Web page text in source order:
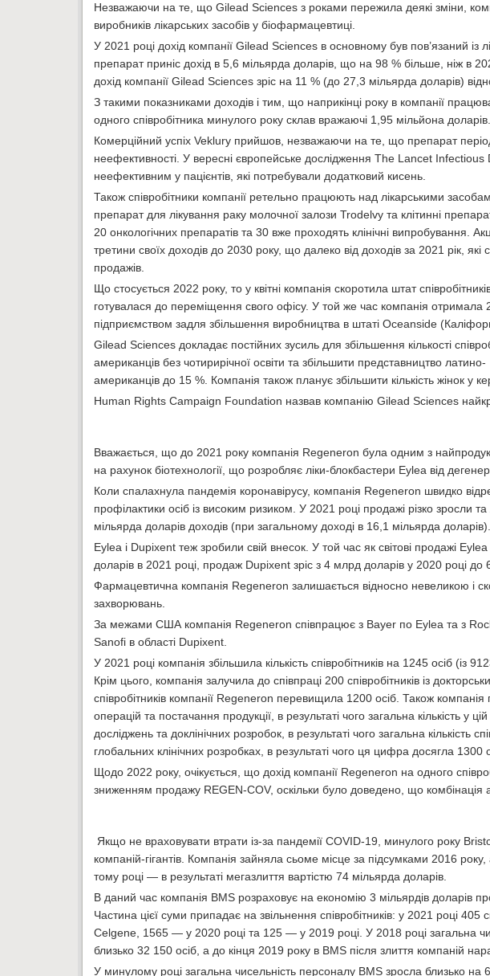
Незважаючи на те, що Gilead Sciences з роками пережила деякі зміни,
виробників лікарських засобів у біофармацевтиці.
У 2021 році дохід компанії Gilead Sciences в основному був пов’язаний
препарат приніс дохід в 5,6 мільярда доларів, що на 98 % більше, ніж в
дохід компанії Gilead Sciences зріс на 11 % (до 27,3 мільярда доларів)
З такими показниками доходів і тим, що наприкінці року в компанії
одного співробітника минулого року склав вражаючі 1,95 мільйона
Комерційний успіх Veklury прийшов, незважаючи на те, що препарат
неефективності. У вересні європейське дослідження The Lancet
неефективним у пацієнтів, які потребували додатковий кисень.
Також співробітники компанії ретельно працюють над лікарськими
препарат для лікування раку молочної залози Trodelvy та клітинні
20 онкологічних препаратів та 30 вже проходять клінічні випробування.
третини своїх доходів до 2030 року, що далеко від доходів за 2021 рік,
продажів.
Що стосується 2022 року, то у квітні компанія скоротила штат
готувалася до переміщення свого офісу. У той же час компанія отримала
підприємством задля збільшення виробництва в штаті Oceanside
Gilead Sciences докладає постійних зусиль для збільшення кількості
американців без чотирирічної освіти та збільшити представництво латино-
американців до 15 %. Компанія також планує збільшити кількість жінок у
Human Rights Campaign Foundation назвав компанію Gilead Sciences
Вважається, що до 2021 року компанія Regeneron була одним з
на рахунок біотехнології, що розробляє ліки-блокбастери Eylea від
Коли спалахнула пандемія коронавірусу, компанія Regeneron швидко
профілактики осіб із високим ризиком. У 2021 році продажі різко зросли
мільярда доларів доходів (при загальному доході в 16,1 мільярда доларів).
Eylea і Dupixent теж зробили свій внесок. У той час як світові продажі
доларів в 2021 році, продаж Dupixent зріс з 4 млрд доларів у 2020 році до
Фармацевтична компанія Regeneron залишається відносно невеликою і
захворювань.
За межами США компанія Regeneron співпрацює з Bayer по Eylea та з
Sanofi в області Dupixent.
У 2021 році компанія збільшила кількість співробітників на 1245 осіб (із
Крім цього, компанія залучила до співпраці 200 співробітників із
співробітників компанії Regeneron перевищила 1200 осіб. Також компанія
операцій та постачання продукції, в результаті чого загальна кількість у
досліджень та доклінічних розробок, в результаті чого загальна кількість
глобальних клінічних розробках, в результаті чого ця цифра досягла 1300
Щодо 2022 року, очікується, що дохід компанії Regeneron на одного
зниженням продажу REGEN-COV, оскільки було доведено, що комбінація
Якщо не враховувати втрати із-за пандемії COVID-19, минулого року
компаній-гігантів. Компанія зайняла сьоме місце за підсумками 2016
тому році — в результаті мегазлиття вартістю 74 мільярда доларів.
В даний час компанія BMS розраховує на економію 3 мільярдів доларів
Частина цієї суми припадає на звільнення співробітників: у 2021 році
Celgene, 1565 — у 2020 році та 125 — у 2019 році. У 2018 році загальна
близько 32 150 осіб, а до кінця 2019 року в BMS після злиття компаній
У минулому році загальна чисельність персоналу BMS зросла близько на